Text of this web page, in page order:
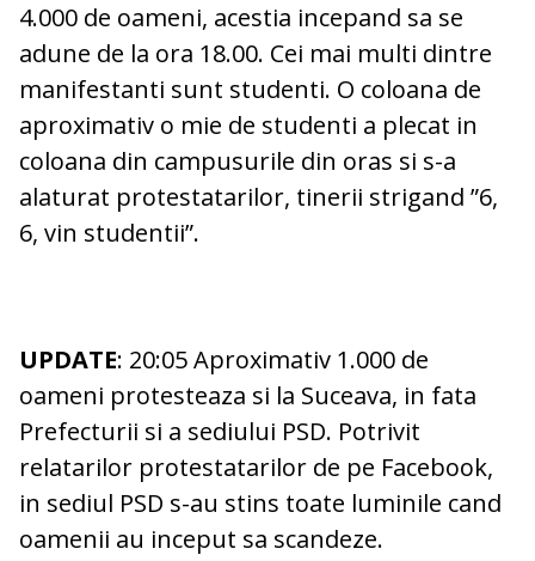
4.000 de oameni, acestia incepand sa se
adune de la ora 18.00. Cei mai multi dintre
manifestanti sunt studenti. O coloana de
aproximativ o mie de studenti a plecat in
coloana din campusurile din oras si s-a
alaturat protestatarilor, tinerii strigand ”6,
6, vin studentii”.
UPDATE: 20:05 Aproximativ 1.000 de
oameni protesteaza si la Suceava, in fata
Prefecturii si a sediului PSD. Potrivit
relatarilor protestatarilor de pe Facebook,
in sediul PSD s-au stins toate luminile cand
oamenii au inceput sa scandeze.